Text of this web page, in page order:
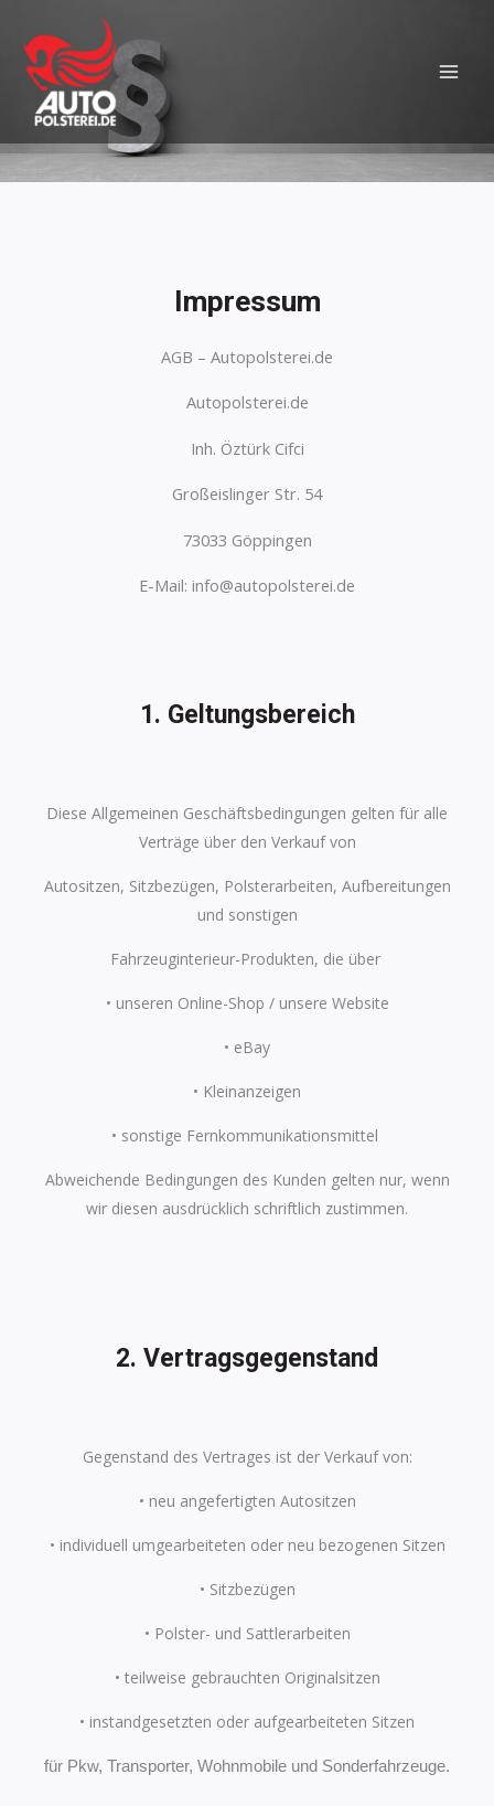
content
Impressum
AGB – Autopolsterei.de
Autopolsterei.de
Inh. Öztürk Cifci
Großeislinger Str. 54
73033 Göppingen
E-Mail: info@autopolsterei.de
1. Geltungsbereich
Diese Allgemeinen Geschäftsbedingungen gelten für alle
Verträge über den Verkauf von
Autositzen, Sitzbezügen, Polsterarbeiten, Aufbereitungen
und sonstigen
Fahrzeuginterieur-Produkten, die über
• unseren Online-Shop / unsere Website
• eBay
• Kleinanzeigen
• sonstige Fernkommunikationsmittel
Abweichende Bedingungen des Kunden gelten nur, wenn
wir diesen ausdrücklich schriftlich zustimmen.
2. Vertragsgegenstand
Gegenstand des Vertrages ist der Verkauf von:
• neu angefertigten Autositzen
• individuell umgearbeiteten oder neu bezogenen Sitzen
• Sitzbezügen
• Polster- und Sattlerarbeiten
• teilweise gebrauchten Originalsitzen
• instandgesetzten oder aufgearbeiteten Sitzen
für Pkw, Transporter, Wohnmobile und Sonderfahrzeuge.